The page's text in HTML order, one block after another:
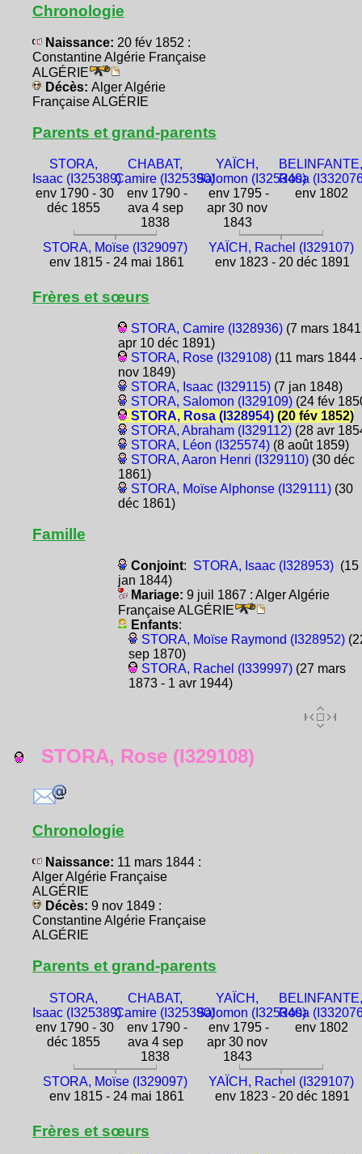
Chronologie
Naissance: 20 fév 1852 :
Constantine Algérie Française
ALGÉRIE
Décès: Alger Algérie
Française ALGÉRIE
Parents et grand-parents
STORA,
Isaac (I325389)
env 1790 - 30
déc 1855
CHABAT,
Camire (I325390)
env 1790 -
ava 4 sep
1838
YAÏCH,
Salomon (I325340)
env 1795 -
apr 30 nov
1843
BELINFANTE,
Rosa
env 1802
STORA, Moïse (I329097)
env 1815 - 24 mai 1861
YAÏCH, Rachel (I329107)
env 1823 - 20 déc 1891
Frères et sœurs
STORA, Camire (I328936)(7 mars
apr 10 déc 1891)
STORA, Rose (I329108)(11 mars 1844
nov 1849)
STORA, Isaac (I329115)(7 jan 1848)
STORA, Salomon (I329109)(24 fév
STORA, Rosa (I328954)(20 fév 1852)
STORA, Abraham (I329112)(28 avr
STORA, Léon (I325574)(8 août 1859)
STORA, Aaron Henri (I329110)(30 déc
1861)
STORA, Moïse Alphonse (I329111)(30
déc 1861)
Famille
Conjoint: STORA, Isaac (I328953)(15
jan 1844)
Mariage: 9 juil 1867 : Alger Algérie
Française ALGÉRIE
Enfants:
STORA, Moïse Raymond (I328952)
sep 1870)
STORA, Rachel (I339997)(27 mars
1873 - 1 avr 1944)
STORA, Rose (I329108)
Chronologie
Naissance: 11 mars 1844 :
Alger Algérie Française
ALGÉRIE
Décès: 9 nov 1849 :
Constantine Algérie Française
ALGÉRIE
Parents et grand-parents
STORA,
Isaac (I325389)
env 1790 - 30
déc 1855
CHABAT,
Camire (I325390)
env 1790 -
ava 4 sep
1838
YAÏCH,
Salomon (I325340)
env 1795 -
apr 30 nov
1843
BELINFANTE,
Rosa
env 1802
STORA, Moïse (I329097)
env 1815 - 24 mai 1861
YAÏCH, Rachel (I329107)
env 1823 - 20 déc 1891
Frères et sœurs